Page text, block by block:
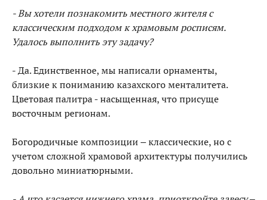
- Вы хотели познакомить местного жителя с
классическим подходом к храмовым росписям.
Удалось выполнить эту задачу?
- Да. Единственное, мы написали орнаменты,
близкие к пониманию казахского менталитета.
Цветовая палитра - насыщенная, что присуще
восточным регионам.
Богородичные композиции – классические, но с
учетом сложной храмовой архитектуры получились
довольно миниатюрными.